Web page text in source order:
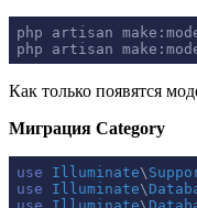
php artisan
php artisan
Как только появятся
Миграция Category
use Illuminate\
use
Illuminate\